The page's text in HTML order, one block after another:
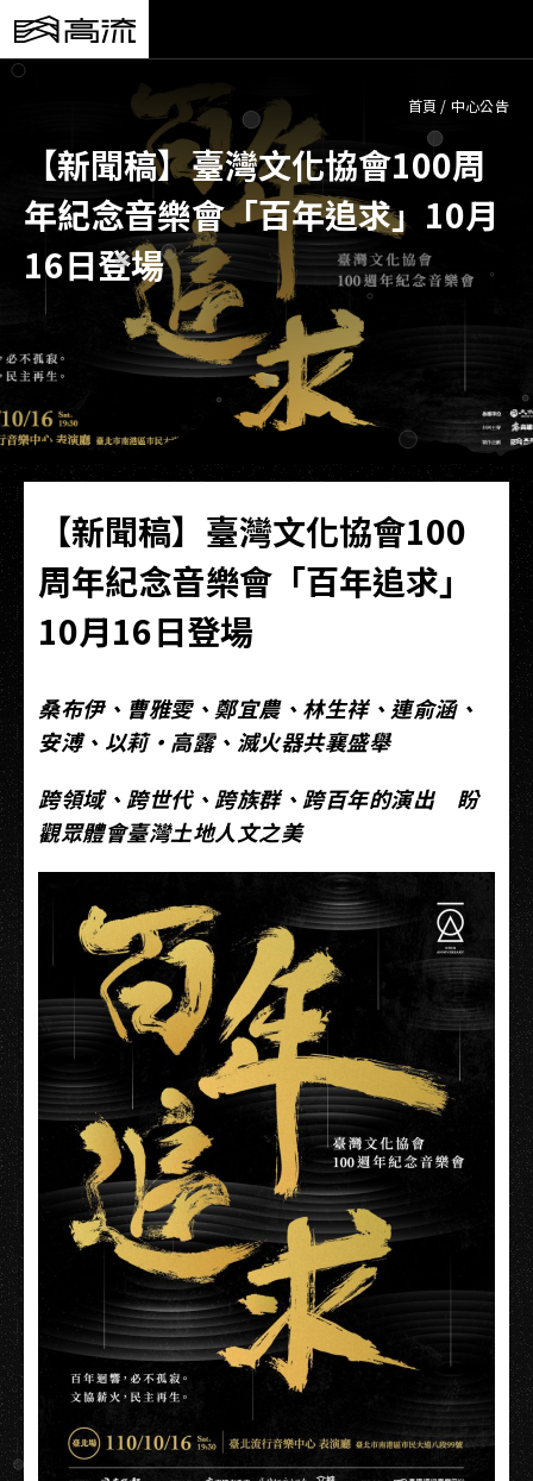
首頁 / 中心公告
【新聞稿】臺灣文化協會100周
年紀念音樂會「百年追求」10月
16日登場
【新聞稿】臺灣文化協會100
周年紀念音樂會「百年追求」
10月16日登場
桑布伊、曹雅雯、鄭宜農、林生祥、連俞涵、
安溥、 以莉·高露、滅火器共襄盛舉
跨領域、跨世代、跨族群、跨百年的演出 盼
觀眾體會臺灣土地人文之美